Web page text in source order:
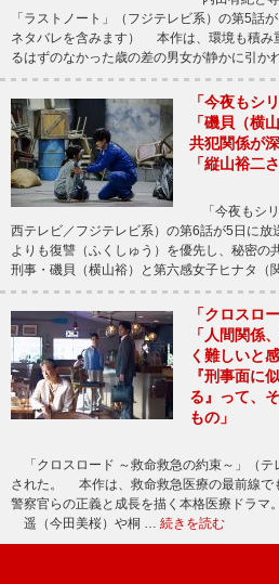
「ラストノート」（フジテレビ系）の第5話
ネタバレを含みます） 本作は、環境も積み
るはずのなかった歳の差の男女が静かに引か
「今夜もシ
「磯貝（横
共犯関係が
「縦山裕二
「今夜もシ
西テレビ／フジテレビ系）の第6話が5日に
よりも復讐（ふくしゅう）を優先し、秘密の
刑事・磯貝（横山裕）と第六感女子ヒナタ（
「クロスロ
「人間関係
く難しいと
『刑事面に
る』って、
もの」
「クロスロード ～救命救急の約束～」（テ
された。 本作は、救命救急医療の最前線で
警察官らの正義と成長を描く本格医療ドラマ
遥（今田美桜）や桐 … 続きを読む